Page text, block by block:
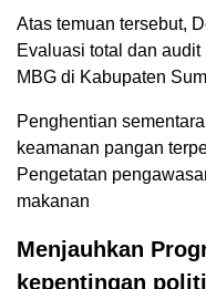
Atas temuan tersebut,
Evaluasi total dan
MBG di Kabupaten
Penghentian
keamanan pangan
Pengetatan
makanan
Menjauhkan
kepentingan